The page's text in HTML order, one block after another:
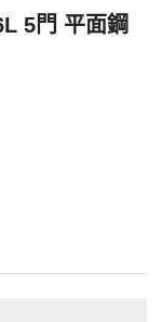
5門 平面鋼